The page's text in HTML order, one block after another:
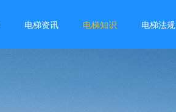
电梯资讯 电梯知识 电梯法规